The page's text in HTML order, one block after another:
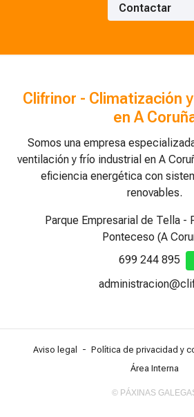
Contactar
Clifrinor - Climatización
en A
Somos una empresa
ventilación y frío industrial en A
eficiencia energética con
renovables.
Parque Empresarial de Tella -
Ponteceso (A
699 244 895
Aviso legal - Política de privacidad y
Área Interna
© PÁXINAS